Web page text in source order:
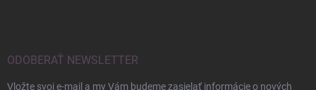
ODOBERAŤ NEWSLETTER
Vložte svoj e-mail a my Vám budeme zasielať informácie o nových